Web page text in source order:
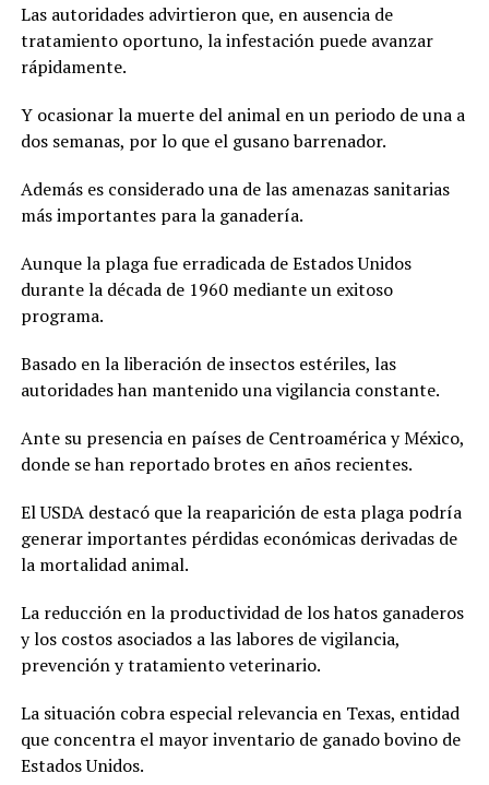
Las autoridades advirtieron que, en ausencia de
tratamiento oportuno, la infestación puede avanzar
rápidamente.
Y ocasionar la muerte del animal en un periodo de una a
dos semanas, por lo que el gusano barrenador.
Además es considerado una de las amenazas sanitarias
más importantes para la ganadería.
Aunque la plaga fue erradicada de Estados Unidos
durante la década de 1960 mediante un exitoso
programa.
Basado en la liberación de insectos estériles, las
autoridades han mantenido una vigilancia constante.
Ante su presencia en países de Centroamérica y México,
donde se han reportado brotes en años recientes.
El USDA destacó que la reaparición de esta plaga podría
generar importantes pérdidas económicas derivadas de
la mortalidad animal.
La reducción en la productividad de los hatos ganaderos
y los costos asociados a las labores de vigilancia,
prevención y tratamiento veterinario.
La situación cobra especial relevancia en Texas, entidad
que concentra el mayor inventario de ganado bovino de
Estados Unidos.